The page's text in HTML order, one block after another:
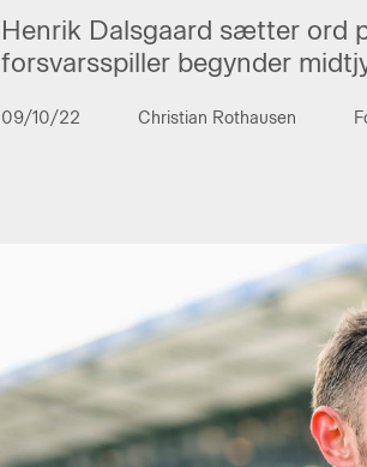
Henrik Dalsgaard sætter ord
forsvarsspiller begynder
09/10/22 Christian Rothausen